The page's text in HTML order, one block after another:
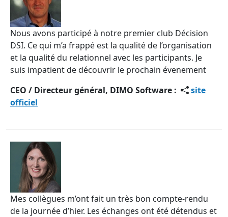
Nous avons participé à notre premier club Décision
DSI. Ce qui m’a frappé est la qualité de l’organisation
et la qualité du relationnel avec les participants. Je
suis impatient de découvrir le prochain évenement
CEO / Directeur général, DIMO Software :
site
officiel
Mes collègues m’ont fait un très bon compte-rendu
de la journée d’hier. Les échanges ont été détendus et